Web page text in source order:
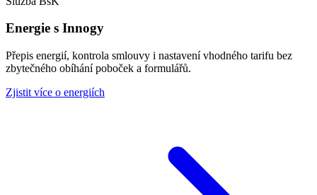
Energie s Innogy
Přepis energií, kontrola smlouvy i nastavení vhodného tarifu bez
zbytečného obíhání poboček a formulářů.
Zjistit více o energiích